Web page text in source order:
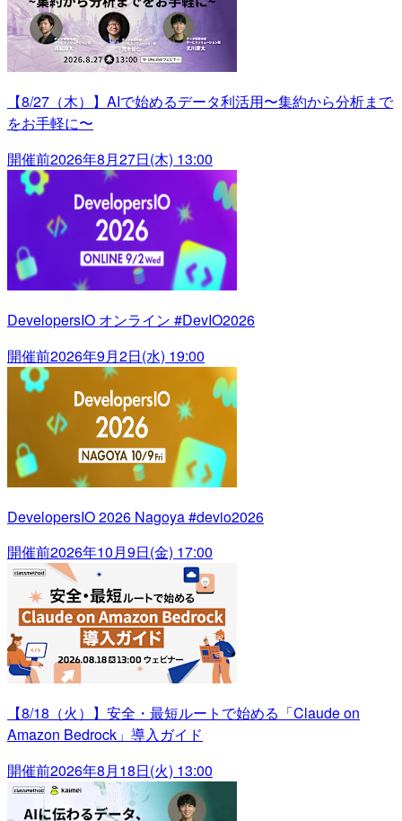
【8/27（木）】AIで始めるデータ利活用〜集約から分析まで
をお手軽に〜
開催前2026年8月27日(木) 13:00
DevelopersIO オンライン #DevIO2026
開催前2026年9月2日(水) 19:00
DevelopersIO 2026 Nagoya #devio2026
開催前2026年10月9日(金) 17:00
【8/18（火）】安全・最短ルートで始める「Claude on
Amazon Bedrock」導入ガイド
開催前2026年8月18日(火) 13:00